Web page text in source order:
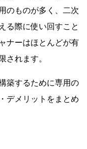
のものが多く、二次
る際に使い回すこと
ナーはほとんどが有
されます。
築するために専用の
デメリットをまとめ